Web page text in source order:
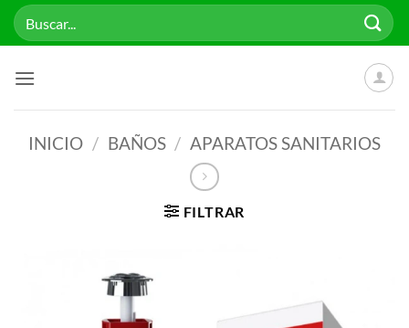
Saltar
Buscar
por:
INICIO / BAÑOS / APARATOS SANITARIOS
FILTRAR